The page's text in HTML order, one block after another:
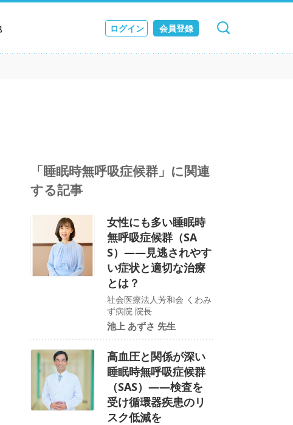
ース
ログイン 会員登録
検索 キャンセル
「睡眠時無呼吸症候群」に関連
する記事
女性にも多い睡眠時
無呼吸症候群（SA
S）――見逃されやす
い症状と適切な治療
とは？
社会医療法人芳和会 くわみ
ず病院 院長
池上 あずさ 先生
高血圧と関係が深い
睡眠時無呼吸症候群
（SAS）――検査を
受け循環器疾患のリ
スク低減を